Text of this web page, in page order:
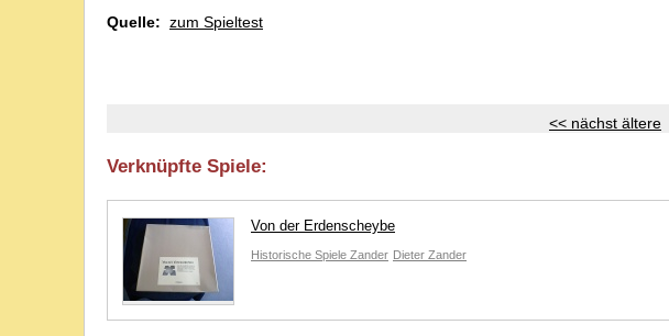
Quelle: zum Spieltest
<< nächst ältere
Verknüpfte Spiele:
Von der Erdenscheybe
Historische Spiele Zander Dieter Zander